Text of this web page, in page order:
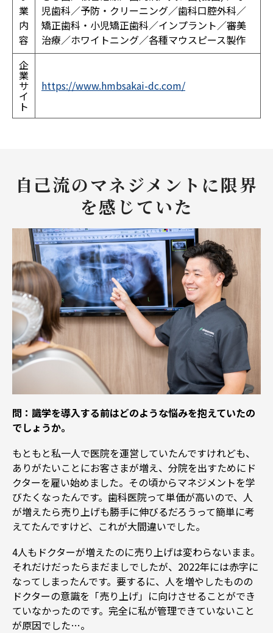
業
内
容
児歯科／予防・クリーニング／歯科口腔外科／
矯正歯科・小児矯正歯科／インプラント／審美
治療／ホワイトニング／各種マウスピース製作
企
業
サ
イ
ト
https://www.hmbsakai-dc.com/
自己流のマネジメントに限界
を感じていた
問：識学を導入する前はどのような悩みを抱えていたの
でしょうか。
もともと私一人で医院を運営していたんですけれども、
ありがたいことにお客さまが増え、分院を出すためにド
クターを雇い始めました。その頃からマネジメントを学
びたくなったんです。歯科医院って単価が高いので、人
が増えたら売り上げも勝手に伸びるだろうって簡単に考
えてたんですけど、これが大間違いでした。
4人もドクターが増えたのに売り上げは変わらないまま。
それだけだったらまだましでしたが、2022年には赤字に
なってしまったんです。要するに、人を増やしたものの
ドクターの意識を「売り上げ」に向けさせることができ
ていなかったのです。完全に私が管理できていないこと
が原因でした…。